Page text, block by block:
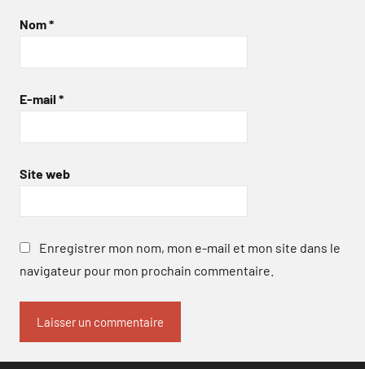
Nom*
E-mail *
Site web
Enregistrer mon nom, mon e-mail et mon site dans le
navigateur pour mon prochain commentaire.